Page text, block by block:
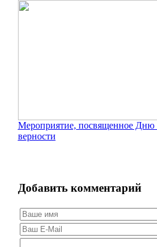
Мероприятие, посвященное Дню
верности
Добавить комментарий